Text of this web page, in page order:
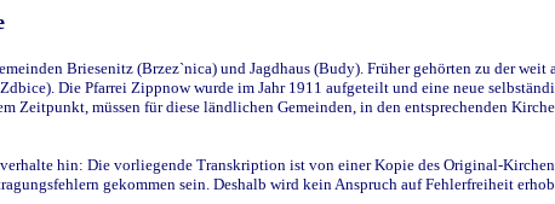
Briesenitz (Brzez`nica) und Jagdhaus (Budy). Früher gehörten zu der
Die Pfarrei Zippnow wurde im Jahr 1911 aufgeteilt und eine neue
müssen für diese ländlichen Gemeinden, in den entsprechenden
hin: Die vorliegende Transkription ist von einer Kopie des Original-
gekommen sein. Deshalb wird kein Anspruch auf Fehlerfreiheit